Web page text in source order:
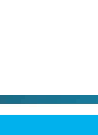
lanserar den mycket